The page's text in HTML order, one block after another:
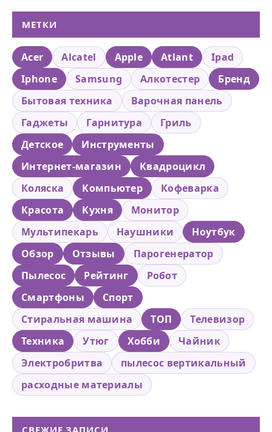
МЕТКИ
Acer Alcatel Apple Atlant
Ipad
Iphone
Samsung Алкотестер
Бренд
Бытовая техника
Варочная панель
Гаджеты
Гарнитура
Гриль
Детское
Инструменты
Интернет-магазин
Квадроцикл
Коляска
Компьютер
Кофеварка
Красота
Кухня
Монитор
Мультипекарь
Наушники
Ноутбук
Обзор
Отзывы
Парогенератор
Пылесос
Рейтинг
Робот
Смартфоны
Спорт
Стиральная машина
ТОП
Телевизор
Техника
Утюг Хобби
Чайник
Электробритва
пылесос вертикальный
расходные материалы
СВЕЖИЕ ЗАПИСИ